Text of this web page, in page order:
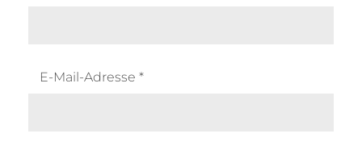
E-Mail-Adresse *